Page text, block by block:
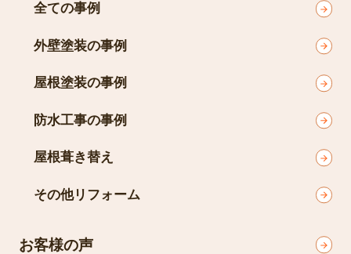
全ての事例
外壁塗装の事例
屋根塗装の事例
防水工事の事例
屋根葺き替え
その他リフォーム
お客様の声